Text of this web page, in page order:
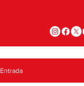
Entrada